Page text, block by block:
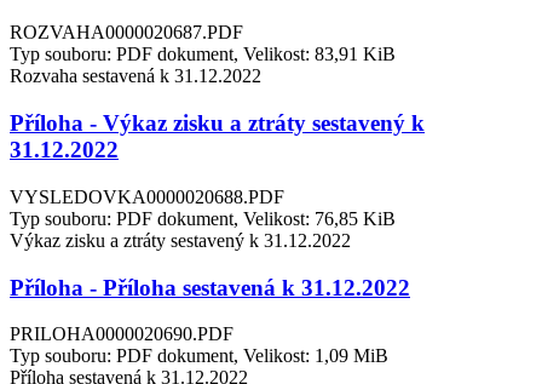
ROZVAHA0000020687.PDF
Typ souboru: PDF dokument, Velikost: 83,91 KiB
Rozvaha sestavená k 31.12.2022
Příloha - Výkaz zisku a ztráty sestavený k
31.12.2022
VYSLEDOVKA0000020688.PDF
Typ souboru: PDF dokument, Velikost: 76,85 KiB
Výkaz zisku a ztráty sestavený k 31.12.2022
Příloha - Příloha sestavená k 31.12.2022
PRILOHA0000020690.PDF
Typ souboru: PDF dokument, Velikost: 1,09 MiB
Příloha sestavená k 31.12.2022